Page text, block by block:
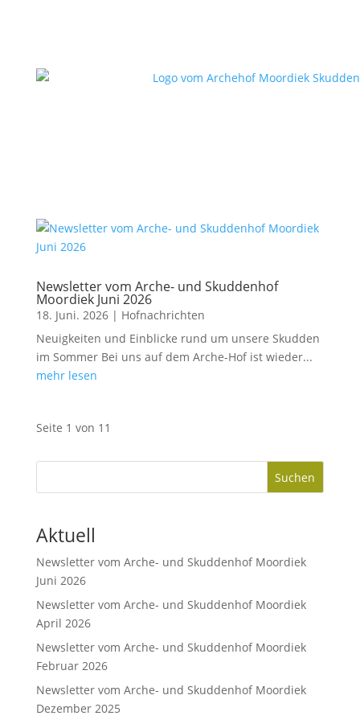
Newsletter vom Arche- und Skuddenhof
Moordiek Juni 2026
18. Juni. 2026| Hofnachrichten
Neuigkeiten und Einblicke rund um unsere Skudden
im Sommer Bei uns auf dem Arche-Hof ist wieder...
mehr lesen
Seite 1 von 1 1
Suchen
Aktuell
Newsletter vom Arche- und Skuddenhof Moordiek
Juni 2026
Newsletter vom Arche- und Skuddenhof Moordiek
April 2026
Newsletter vom Arche- und Skuddenhof Moordiek
Februar 2026
Newsletter vom Arche- und Skuddenhof Moordiek
Dezember 2025